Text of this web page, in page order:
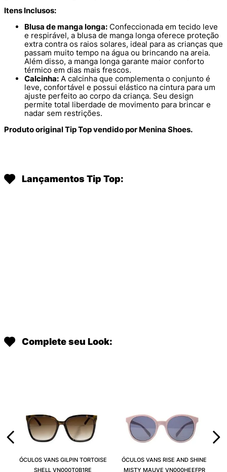
Itens Inclusos:
Blusa de manga longa: Confeccionada em tecido leve
e respirável, a blusa de manga longa oferece proteção
extra contra os raios solares, ideal para as crianças que
passam muito tempo na água ou brincando na areia.
Além disso, a manga longa garante maior conforto
térmico em dias mais frescos.
Calcinha: A calcinha que complementa o conjunto é
leve, confortável e possui elástico na cintura para um
ajuste perfeito ao corpo da criança. Seu design
permite total liberdade de movimento para brincar e
nadar sem restrições.
Produto original Tip Top vendido por Menina Shoes.
Lançamentos Tip Top:
Complete seu Look:
ÓCULOS VANS GILPIN TORTOISE
SHELL VN000T0B1RE
ÓCULOS VANS RISE AND SHINE
MISTY MAUVE VN000HEEFPR